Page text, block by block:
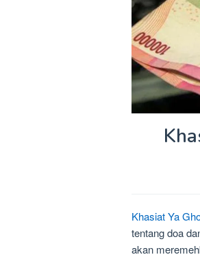
Khasiat Ya
tentang doa
akan